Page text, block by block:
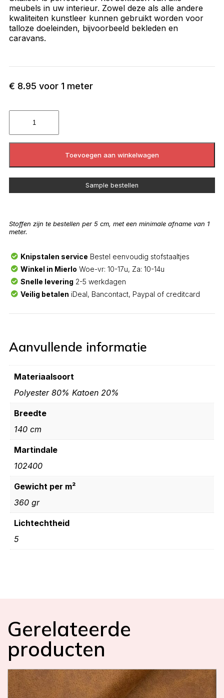
meubels in uw interieur. Zowel deze als alle andere
kwaliteiten kunstleer kunnen gebruikt worden voor
talloze doeleinden, bijvoorbeeld bekleden en
caravans.
€ 8.95 voor 1 meter
Toevoegen aan winkelwagen
Sample bestellen
Stoffen zijn te bestellen per 5 cm, met een minimale afname van 1
meter.
Knipstalen service Bestel eenvoudig stofstaaltjes
Winkel in Mierlo Woe-vr: 10-17u, Za: 10-14u
Snelle levering 2-5 werkdagen
Veilig betalen iDeal, Bancontact, Paypal of creditcard
Aanvullende informatie
Materiaalsoort
Polyester 80% Katoen 20%
Breedte
140 cm
Martindale
102400
Gewicht per m²
360 gr
Lichtechtheid
5
Gerelateerde
producten